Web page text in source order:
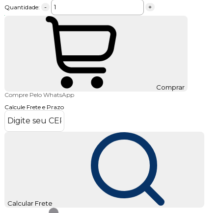
Quantidade:
- +
Comprar
Compre Pelo WhatsApp
Calcule Frete e Prazo
Calcular Frete